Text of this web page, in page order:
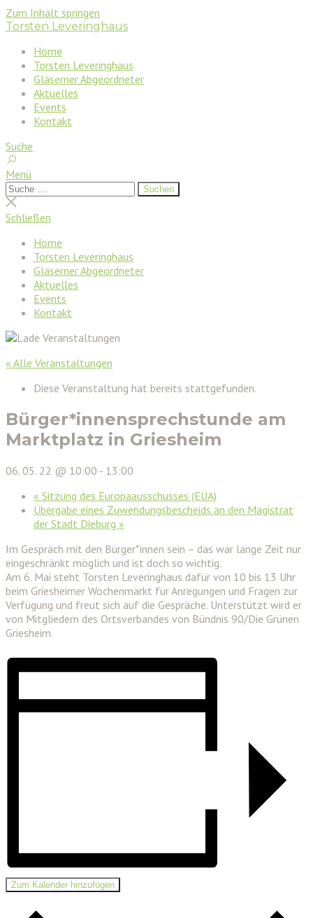
Zum Inhalt springen
Torsten Leveringhaus
Home
Torsten Leveringhaus
Gläserner Abgeordneter
Aktuelles
Events
Kontakt
Suche
Menü
Suchen
nach:
Suchen
Suche
schließen
Schließen
Home
Torsten Leveringhaus
Gläserner Abgeordneter
Aktuelles
Events
Kontakt
« Alle Veranstaltungen
Diese Veranstaltung hat bereits stattgefunden.
Bürger*innensprechstunde am
Marktplatz in Griesheim
06. 05. 22 @ 10:00 - 13:00
« Sitzung des Europaausschusses (EUA)
Übergabe eines Zuwendungsbescheids an den Magistrat
der Stadt Dieburg »
Im Gespräch mit den Bürger*innen sein – das war lange Zeit nur
eingeschränkt möglich und ist doch so wichtig.
Am 6. Mai steht Torsten Leveringhaus dafür von 10 bis 13 Uhr
beim Griesheimer Wochenmarkt für Anregungen und Fragen zur
Verfügung und freut sich auf die Gespräche. Unterstützt wird er
von Mitgliedern des Ortsverbandes von Bündnis 90/Die Grünen
Griesheim.
Zum Kalender hinzufügen